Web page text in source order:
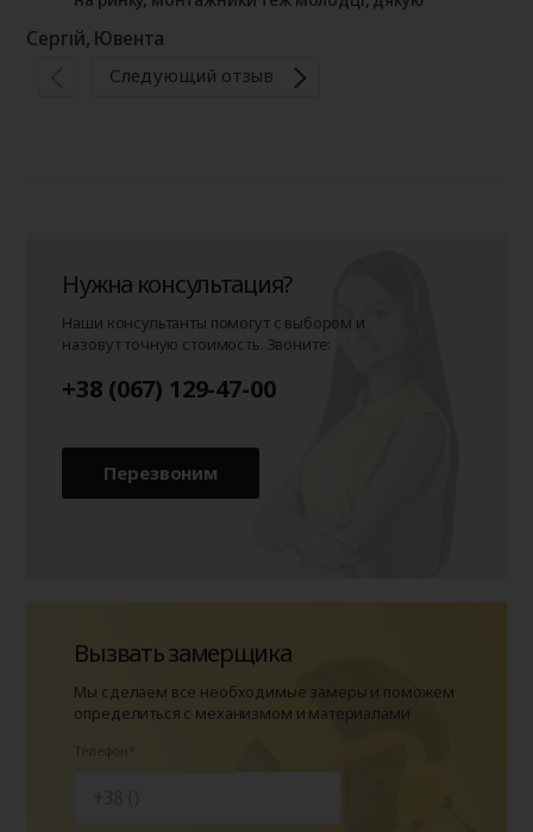
Сергій, Ювента
Следующий отзыв
Нужна консультация?
Наши консультанты помогут с выбором и
назовут точную стоимость. Звоните:
+38 (067) 129-47-00
Перезвоним
Вызвать замерщика
Мы сделаем все необходимые замеры и поможем
определиться с механизмом и материалами